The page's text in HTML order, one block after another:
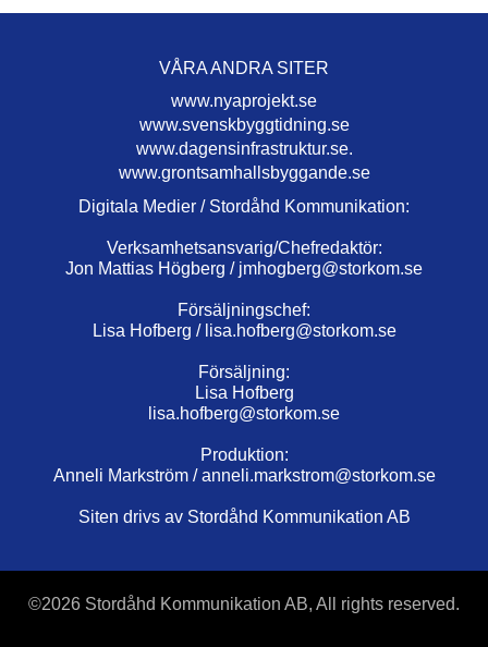
VÅRA ANDRA SITER
www.nyaprojekt.se
www.svenskbyggtidning.se
www.dagensinfrastruktur.se.
www.grontsamhallsbyggande.se
Digitala Medier / Stordåhd Kommunikation:
Verksamhetsansvarig/Chefredaktör:
Jon Mattias Högberg / jmhogberg@storkom.se
Försäljningschef:
Lisa Hofberg / lisa.hofberg@storkom.se
Försäljning:
Lisa Hofberg
lisa.hofberg@storkom.se
Produktion:
Anneli Markström /anneli.markstrom@storkom.se
Siten drivs av Stordåhd Kommunikation AB
©2026 Stordåhd Kommunikation AB, All rights reserved.